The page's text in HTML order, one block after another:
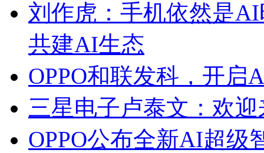
刘作虎：手机依然是
共建AI生态
OPPO和联发科，开启
三星电子卢泰文：欢
OPPO公布全新AI超级